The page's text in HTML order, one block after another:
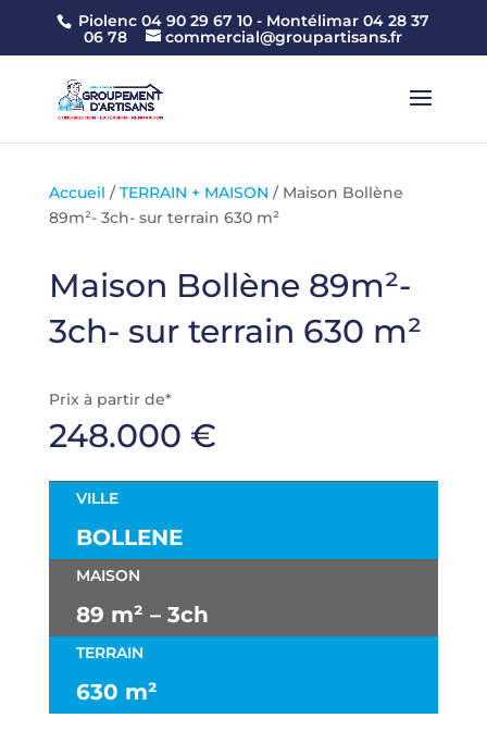
Piolenc 04 90 29 67 10 - Montélimar 04 28 37
06 78
commercial@groupartisans.fr
Accueil /TERRAIN + MAISON / Maison Bollène
89m²- 3ch- sur terrain 630 m²
Maison Bollène 89m²-
3ch- sur terrain 630 m²
Prix à partir de*
248.000 €
VILLE
BOLLENE
MAISON
89 m² – 3ch
TERRAIN
630 m²